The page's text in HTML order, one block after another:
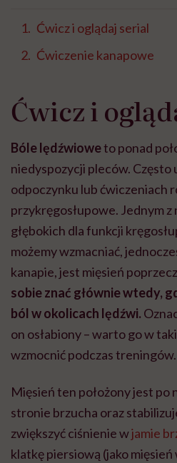
Ćwicz i oglądaj serial
Ćwiczenie kanapowe
Ćwicz i
Bóle lędźwioweto ponad
niedyspozycji pleców. Często
odpoczynku lub ćwiczeniach
przykręgosłupowe. Jednym
głębokich dla funkcji
możemy wzmacniać,
kanapie, jest mięsień
sobie znać głównie wtedy,
ból w okolicach lędźwi.
on osłabiony – warto go w
wzmocnić podczas treningów.
Mięsień ten położony jest
stronie brzucha oraz
zwiększyć ciśnienie wjamie
klatkę piersiową (jako